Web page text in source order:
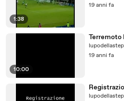
1:38
19 anni fa
10:00
Terremoto
19 anni fa